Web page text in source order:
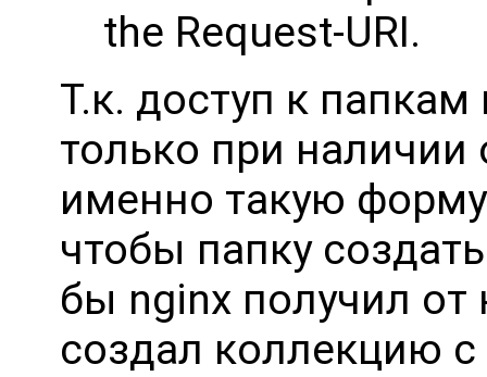
the Request-URI.
Т.к. доступ к
только при наличии
именно такую форму
чтобы папку
бы nginx получил от
создал коллекцию с